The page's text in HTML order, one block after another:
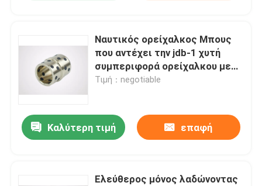
Ναυτικός ορείχαλκος Μπους
που αντέχει την jdb-1 χυτή
συμπεριφορά ορείχαλκου με
υψηλό εκτατό
Τιμή：negotiable
Καλύτερη τιμή επαφή
Ελεύθερος μόνος λαδώνοντας